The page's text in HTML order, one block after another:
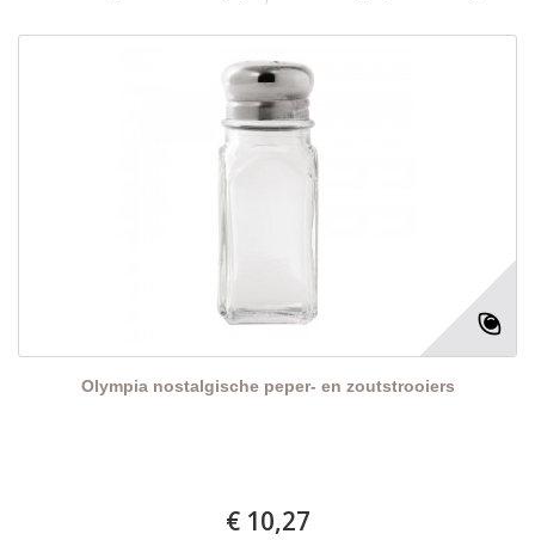
Olympia nostalgische peper- en zoutstrooiers
€ 10,27